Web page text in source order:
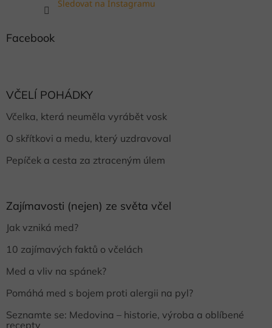
Sledovat na Instagramu
Facebook
VČELÍ POHÁDKY
Včelka, která neuměla vyrábět vosk
O skřítkovi a medu, který uzdravoval
Pepíček a cesta za ztraceným úlem
Zajímavosti (nejen) ze světa včel
Jak vzniká med?
10 zajímavých faktů o včelách
Med a vliv na spánek?
Pomáhá med s bojem proti alergii na pyl?
Seznamte se: Medovina – historie, výroba a oblíbené
recepty